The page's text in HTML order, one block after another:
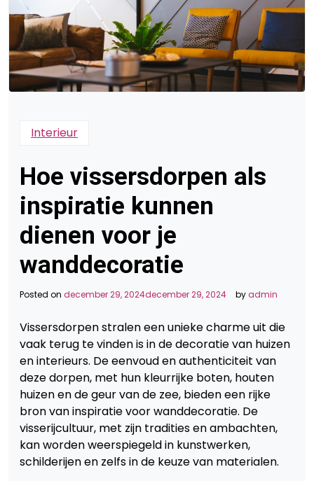
Interieur
Hoe vissersdorpen als
inspiratie kunnen
dienen voor je
wanddecoratie
Posted on december 29, 2024december 29, 2024 byadmin
Vissersdorpen stralen een unieke charme uit die
vaak terug te vinden is in de decoratie van huizen
en interieurs. De eenvoud en authenticiteit van
deze dorpen, met hun kleurrijke boten, houten
huizen en de geur van de zee, bieden een rijke
bron van inspiratie voor wanddecoratie. De
visserijcultuur, met zijn tradities en ambachten,
kan worden weerspiegeld in kunstwerken,
schilderijen en zelfs in de keuze van materialen.